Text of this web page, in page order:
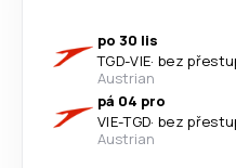
po 30 lis
TGD-VIE· bez
Austrian
pá 04 pro
VIE-TGD· bez
Austrian